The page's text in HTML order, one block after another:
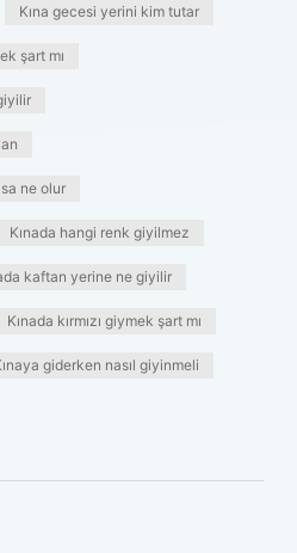
Kına gecesi yerini kim tutar
şart mı
ne olur
Kınada hangi renk giyilmez
kaftan yerine ne giyilir
Kınada kırmızı giymek şart mı
giderken nasıl giyinmeli